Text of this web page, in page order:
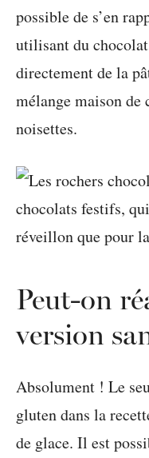
possible de s’en
utilisant du chocolat
directement de la
mélange maison de
noisettes.
Peut-on
version
Absolument ! Le
gluten dans la
de glace. Il est